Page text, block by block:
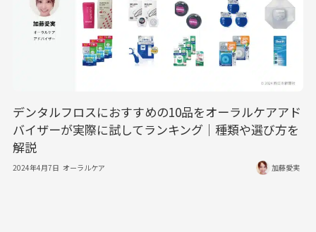
デンタルフロスにおすすめの10品をオーラルケアアド
バイザーが実際に試してランキング｜種類や選び方を
解説
2024年4月7日 オーラルケア 加藤愛実